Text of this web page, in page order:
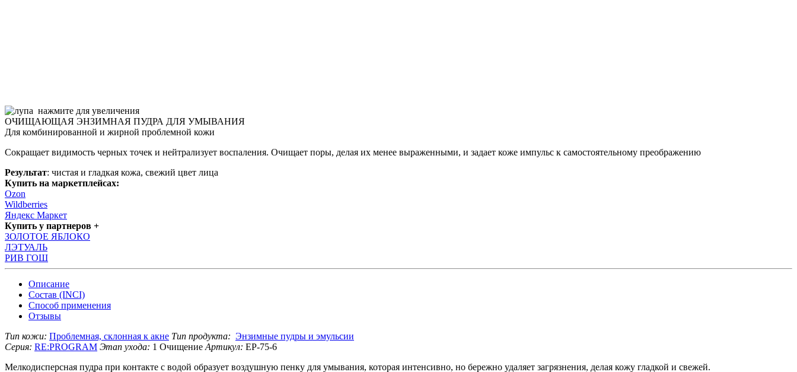
нажмите для увеличения
ОЧИЩАЮЩАЯ ЭНЗИМНАЯ ПУДРА ДЛЯ УМЫВАНИЯ
Для комбинированной и жирной проблемной кожи
Сокращает видимость черных точек и нейтрализует воспаления. Очищает поры, делая их менее выраженными, и задает коже импульс к самостоятельному преображению
Результат: чистая и гладкая кожа, свежий цвет лица
Купить на маркетплейсах:
Ozon
Wildberries
Яндекс Маркет
Купить у партнеров +
ЗОЛОТОЕ ЯБЛОКО
ЛЭТУАЛЬ
РИВ ГОШ
Описание
Состав (INCI)
Способ применения
Отзывы
Тип кожи: Проблемная, склонная к акне Тип продукта: Энзимные пудры и эмульсии
Серия: RE:PROGRAM Этап ухода: 1 Очищение Артикул: EP-75-6
Мелкодисперсная пудра при контакте с водой образует воздушную пенку для умывания, которая интенсивно, но бережно удаляет загрязнения, делая кожу гладкой и свежей.